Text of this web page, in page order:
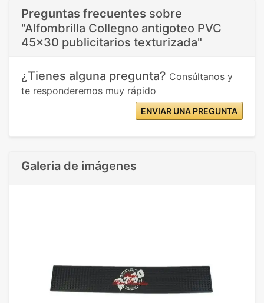
Preguntas frecuentes sobre
"Alfombrilla Collegno antigoteo PVC
45x30 publicitarios texturizada"
¿Tienes alguna pregunta? Consúltanos y
te responderemos muy rápido
ENVIAR UNA PREGUNTA
Galeria de imágenes